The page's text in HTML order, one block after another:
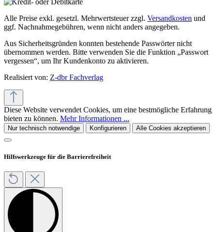
Alle Preise exkl. gesetzl. Mehrwertsteuer zzgl. Versandkosten und
ggf. Nachnahmegebühren, wenn nicht anders angegeben.
Aus Sicherheitsgründen konnten bestehende Passwörter nicht
übernommen werden. Bitte verwenden Sie die Funktion „Passwort
vergessen“, um Ihr Kundenkonto zu aktivieren.
Realisiert von: Z-dbr Fachverlag
Diese Website verwendet Cookies, um eine bestmögliche Erfahrung
bieten zu können. Mehr Informationen ...
Nur technisch notwendige Konfigurieren Alle Cookies akzeptieren
Hilfswerkzeuge für die Barrierefreiheit